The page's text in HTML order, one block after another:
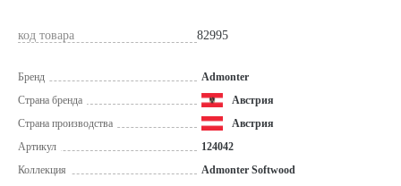
код товара 82995
Бренд
Admonter
Страна бренда
Австрия
Страна производства
Австрия
Артикул
124042
Коллекция
Admonter Softwood